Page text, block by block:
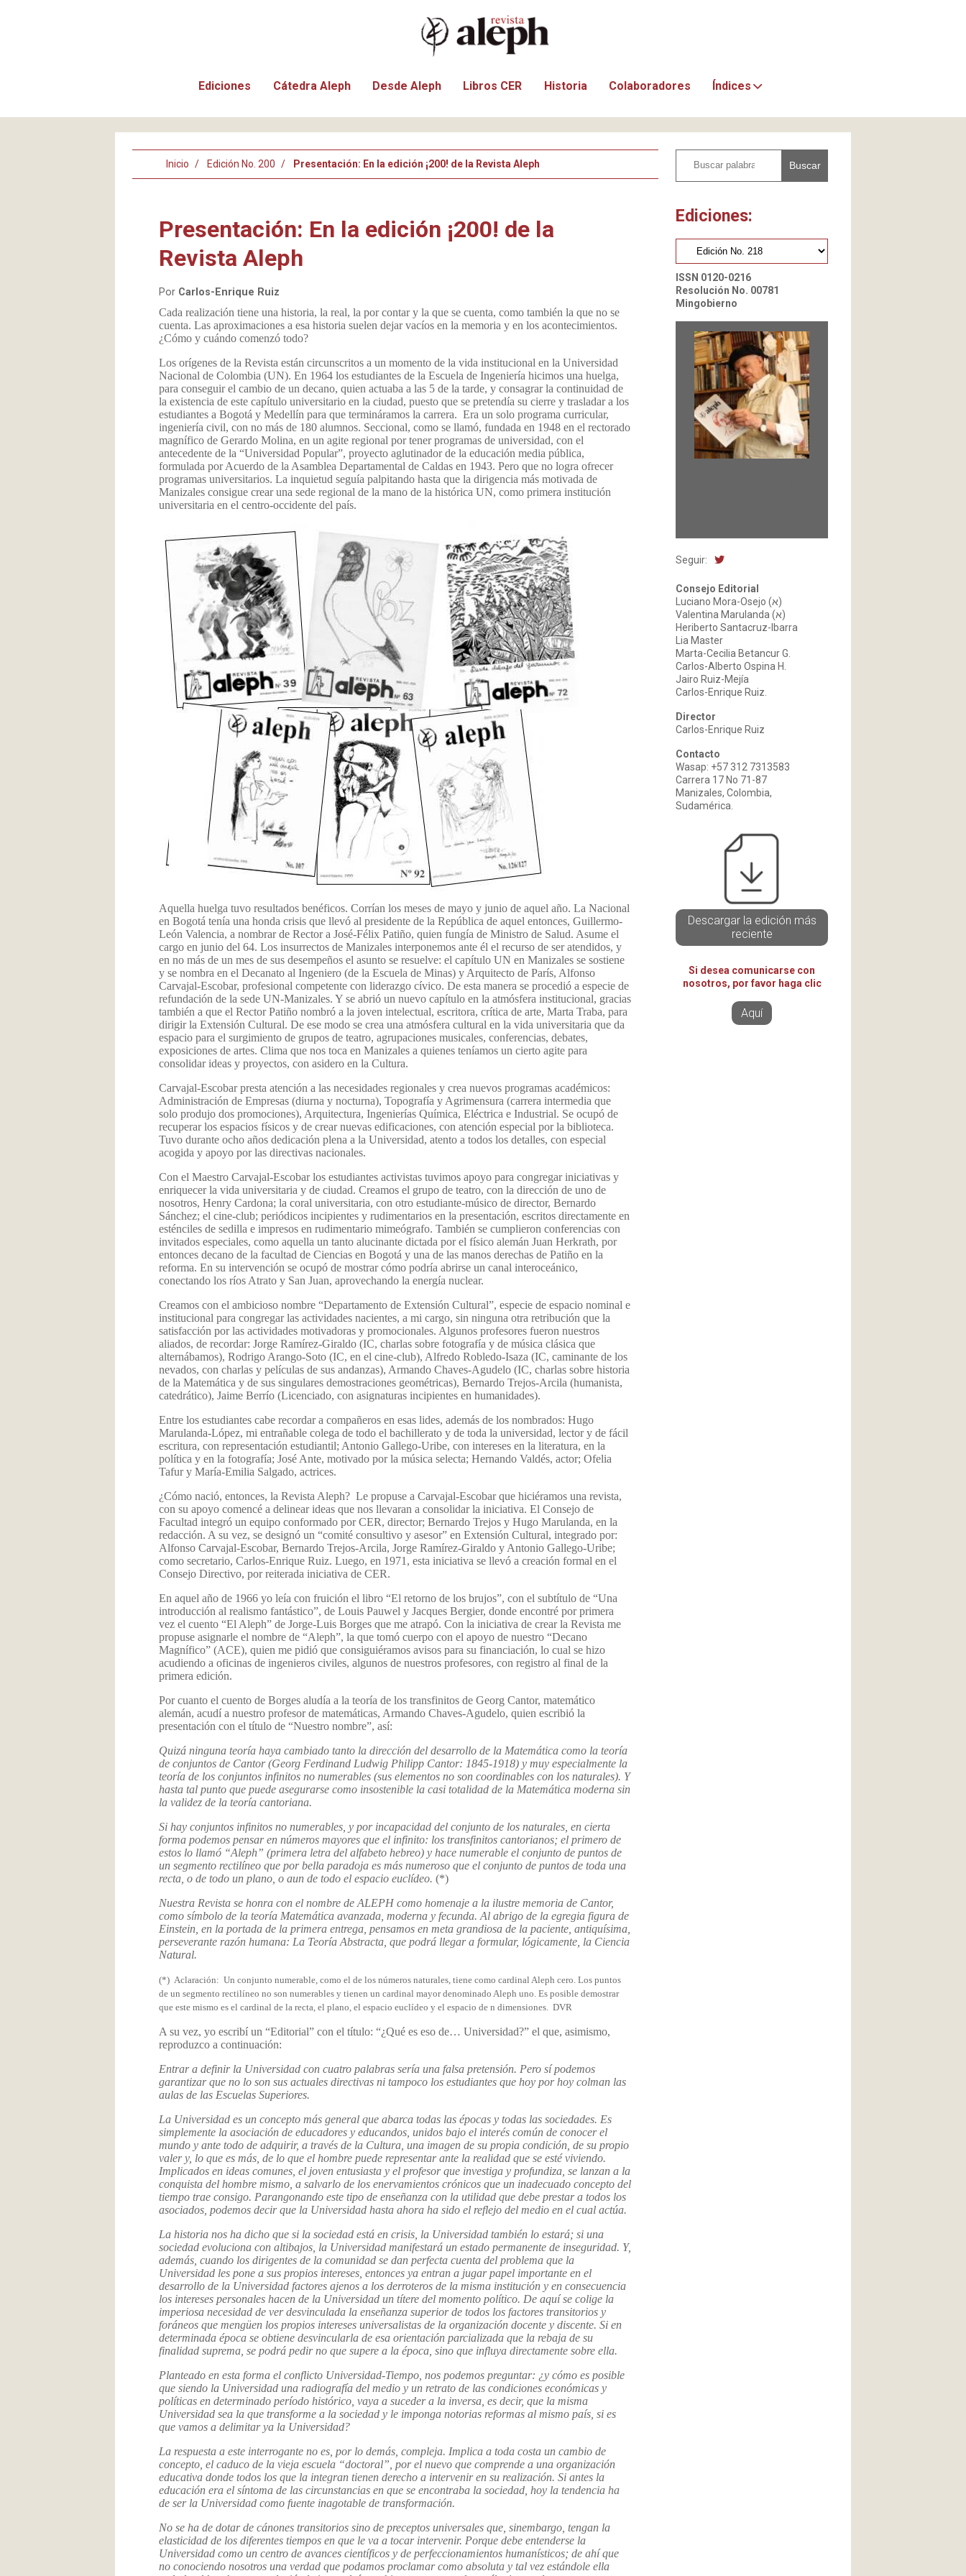
Ediciones Cátedra Aleph Desde Aleph Libros CER Historia Colaboradores Índices
Inicio Edición No. 200 Presentación: En la edición ¡200! de la Revista Aleph
Presentación: En la edición ¡200! de la
Revista Aleph
Por Carlos-Enrique Ruiz
Cada realización tiene una historia, la real, la por contar y la que se cuenta, como también la que no se
cuenta. Las aproximaciones a esa historia suelen dejar vacíos en la memoria y en los acontecimientos.
¿Cómo y cuándo comenzó todo?
Los orígenes de la Revista están circunscritos a un momento de la vida institucional en la Universidad
Nacional de Colombia (UN). En 1964 los estudiantes de la Escuela de Ingeniería hicimos una huelga,
para conseguir el cambio de un decano, quien actuaba a las 5 de la tarde, y consagrar la continuidad de
la existencia de este capítulo universitario en la ciudad, puesto que se pretendía su cierre y trasladar a los
estudiantes a Bogotá y Medellín para que termináramos la carrera. Era un solo programa curricular,
ingeniería civil, con no más de 180 alumnos. Seccional, como se llamó, fundada en 1948 en el rectorado
magnífico de Gerardo Molina, en un agite regional por tener programas de universidad, con el
antecedente de la “Universidad Popular”, proyecto aglutinador de la educación media pública,
formulada por Acuerdo de la Asamblea Departamental de Caldas en 1943. Pero que no logra ofrecer
programas universitarios. La inquietud seguía palpitando hasta que la dirigencia más motivada de
Manizales consigue crear una sede regional de la mano de la histórica UN, como primera institución
universitaria en el centro-occidente del país.
Aquella huelga tuvo resultados benéficos. Corrían los meses de mayo y junio de aquel año. La Nacional
en Bogotá tenía una honda crisis que llevó al presidente de la República de aquel entonces, Guillermo-
León Valencia, a nombrar de Rector a José-Félix Patiño, quien fungía de Ministro de Salud. Asume el
cargo en junio del 64. Los insurrectos de Manizales interponemos ante él el recurso de ser atendidos, y
en no más de un mes de sus desempeños el asunto se resuelve: el capítulo UN en Manizales se sostiene
y se nombra en el Decanato al Ingeniero (de la Escuela de Minas) y Arquitecto de París, Alfonso
Carvajal-Escobar, profesional competente con liderazgo cívico. De esta manera se procedió a especie de
refundación de la sede UN-Manizales. Y se abrió un nuevo capítulo en la atmósfera institucional, gracias
también a que el Rector Patiño nombró a la joven intelectual, escritora, crítica de arte, Marta Traba, para
dirigir la Extensión Cultural. De ese modo se crea una atmósfera cultural en la vida universitaria que da
espacio para el surgimiento de grupos de teatro, agrupaciones musicales, conferencias, debates,
exposiciones de artes. Clima que nos toca en Manizales a quienes teníamos un cierto agite para
consolidar ideas y proyectos, con asidero en la Cultura.
Carvajal-Escobar presta atención a las necesidades regionales y crea nuevos programas académicos:
Administración de Empresas (diurna y nocturna), Topografía y Agrimensura (carrera intermedia que
solo produjo dos promociones), Arquitectura, Ingenierías Química, Eléctrica e Industrial. Se ocupó de
recuperar los espacios físicos y de crear nuevas edificaciones, con atención especial por la biblioteca.
Tuvo durante ocho años dedicación plena a la Universidad, atento a todos los detalles, con especial
acogida y apoyo por las directivas nacionales.
Con el Maestro Carvajal-Escobar los estudiantes activistas tuvimos apoyo para congregar iniciativas y
enriquecer la vida universitaria y de ciudad. Creamos el grupo de teatro, con la dirección de uno de
nosotros, Henry Cardona; la coral universitaria, con otro estudiante-músico de director, Bernardo
Sánchez; el cine-club; periódicos incipientes y rudimentarios en la presentación, escritos directamente en
esténciles de sedilla e impresos en rudimentario mimeógrafo. También se cumplieron conferencias con
invitados especiales, como aquella un tanto alucinante dictada por el físico alemán Juan Herkrath, por
entonces decano de la facultad de Ciencias en Bogotá y una de las manos derechas de Patiño en la
reforma. En su intervención se ocupó de mostrar cómo podría abrirse un canal interoceánico,
conectando los ríos Atrato y San Juan, aprovechando la energía nuclear.
Creamos con el ambicioso nombre “Departamento de Extensión Cultural”, especie de espacio nominal e
institucional para congregar las actividades nacientes, a mi cargo, sin ninguna otra retribución que la
satisfacción por las actividades motivadoras y promocionales. Algunos profesores fueron nuestros
aliados, de recordar: Jorge Ramírez-Giraldo (IC, charlas sobre fotografía y de música clásica que
alternábamos), Rodrigo Arango-Soto (IC, en el cine-club), Alfredo Robledo-Isaza (IC, caminante de los
nevados, con charlas y películas de sus andanzas), Armando Chaves-Agudelo (IC, charlas sobre historia
de la Matemática y de sus singulares demostraciones geométricas), Bernardo Trejos-Arcila (humanista,
catedrático), Jaime Berrío (Licenciado, con asignaturas incipientes en humanidades).
Entre los estudiantes cabe recordar a compañeros en esas lides, además de los nombrados: Hugo
Marulanda-López, mi entrañable colega de todo el bachillerato y de toda la universidad, lector y de fácil
escritura, con representación estudiantil; Antonio Gallego-Uribe, con intereses en la literatura, en la
política y en la fotografía; José Ante, motivado por la música selecta; Hernando Valdés, actor; Ofelia
Tafur y María-Emilia Salgado, actrices.
¿Cómo nació, entonces, la Revista Aleph? Le propuse a Carvajal-Escobar que hiciéramos una revista,
con su apoyo comencé a delinear ideas que nos llevaran a consolidar la iniciativa. El Consejo de
Facultad integró un equipo conformado por CER, director; Bernardo Trejos y Hugo Marulanda, en la
redacción. A su vez, se designó un “comité consultivo y asesor” en Extensión Cultural, integrado por:
Alfonso Carvajal-Escobar, Bernardo Trejos-Arcila, Jorge Ramírez-Giraldo y Antonio Gallego-Uribe;
como secretario, Carlos-Enrique Ruiz. Luego, en 1971, esta iniciativa se llevó a creación formal en el
Consejo Directivo, por reiterada iniciativa de CER.
En aquel año de 1966 yo leía con fruición el libro “El retorno de los brujos”, con el subtítulo de “Una
introducción al realismo fantástico”, de Louis Pauwel y Jacques Bergier, donde encontré por primera
vez el cuento “El Aleph” de Jorge-Luis Borges que me atrapó. Con la iniciativa de crear la Revista me
propuse asignarle el nombre de “Aleph”, la que tomó cuerpo con el apoyo de nuestro “Decano
Magnífico” (ACE), quien me pidió que consiguiéramos avisos para su financiación, lo cual se hizo
acudiendo a oficinas de ingenieros civiles, algunos de nuestros profesores, con registro al final de la
primera edición.
Por cuanto el cuento de Borges aludía a la teoría de los transfinitos de Georg Cantor, matemático
alemán, acudí a nuestro profesor de matemáticas, Armando Chaves-Agudelo, quien escribió la
presentación con el título de “Nuestro nombre”, así:
Quizá ninguna teoría haya cambiado tanto la dirección del desarrollo de la Matemática como la teoría
de conjuntos de Cantor (Georg Ferdinand Ludwig Philipp Cantor: 1845-1918) y muy especialmente la
teoría de los conjuntos infinitos no numerables (sus elementos no son coordinables con los naturales). Y
hasta tal punto que puede asegurarse como insostenible la casi totalidad de la Matemática moderna sin
la validez de la teoría cantoriana.
Si hay conjuntos infinitos no numerables, y por incapacidad del conjunto de los naturales, en cierta
forma podemos pensar en números mayores que el infinito: los transfinitos cantorianos; el primero de
estos lo llamó “Aleph” (primera letra del alfabeto hebreo) y hace numerable el conjunto de puntos de
un segmento rectilíneo que por bella paradoja es más numeroso que el conjunto de puntos de toda una
recta, o de todo un plano, o aun de todo el espacio euclídeo. (*)
Nuestra Revista se honra con el nombre de ALEPH como homenaje a la ilustre memoria de Cantor,
como símbolo de la teoría Matemática avanzada, moderna y fecunda. Al abrigo de la egregia figura de
Einstein, en la portada de la primera entrega, pensamos en meta grandiosa de la paciente, antiquísima,
perseverante razón humana: La Teoría Abstracta, que podrá llegar a formular, lógicamente, la Ciencia
Natural.
(*) Aclaración: Un conjunto numerable, como el de los números naturales, tiene como cardinal Aleph cero. Los puntos
de un segmento rectilíneo no son numerables y tienen un cardinal mayor denominado Aleph uno. Es posible demostrar
que este mismo es el cardinal de la recta, el plano, el espacio euclídeo y el espacio de n dimensiones. DVR
A su vez, yo escribí un “Editorial” con el título: “¿Qué es eso de… Universidad?” el que, asimismo,
reproduzco a continuación:
Entrar a definir la Universidad con cuatro palabras sería una falsa pretensión. Pero sí podemos
garantizar que no lo son sus actuales directivas ni tampoco los estudiantes que hoy por hoy colman las
aulas de las Escuelas Superiores.
La Universidad es un concepto más general que abarca todas las épocas y todas las sociedades. Es
simplemente la asociación de educadores y educandos, unidos bajo el interés común de conocer el
mundo y ante todo de adquirir, a través de la Cultura, una imagen de su propia condición, de su propio
valer y, lo que es más, de lo que el hombre puede representar ante la realidad que se esté viviendo.
Implicados en ideas comunes, el joven entusiasta y el profesor que investiga y profundiza, se lanzan a la
conquista del hombre mismo, a salvarlo de los enervamientos crónicos que un inadecuado concepto del
tiempo trae consigo. Parangonando este tipo de enseñanza con la utilidad que debe prestar a todos los
asociados, podemos decir que la Universidad hasta ahora ha sido el reflejo del medio en el cual actúa.
La historia nos ha dicho que si la sociedad está en crisis, la Universidad también lo estará; si una
sociedad evoluciona con altibajos, la Universidad manifestará un estado permanente de inseguridad. Y,
además, cuando los dirigentes de la comunidad se dan perfecta cuenta del problema que la
Universidad les pone a sus propios intereses, entonces ya entran a jugar papel importante en el
desarrollo de la Universidad factores ajenos a los derroteros de la misma institución y en consecuencia
los intereses personales hacen de la Universidad un títere del momento político. De aquí se colige la
imperiosa necesidad de ver desvinculada la enseñanza superior de todos los factores transitorios y
foráneos que mengüen los propios intereses universalistas de la organización docente y discente. Si en
determinada época se obtiene desvincularla de esa orientación parcializada que la rebaja de su
finalidad suprema, se podrá pedir no que supere a la época, sino que influya directamente sobre ella.
Planteado en esta forma el conflicto Universidad-Tiempo, nos podemos preguntar: ¿y cómo es posible
que siendo la Universidad una radiografía del medio y un retrato de las condiciones económicas y
políticas en determinado período histórico, vaya a suceder a la inversa, es decir, que la misma
Universidad sea la que transforme a la sociedad y le imponga notorias reformas al mismo país, si es
que vamos a delimitar ya la Universidad?
La respuesta a este interrogante no es, por lo demás, compleja. Implica a toda costa un cambio de
concepto, el caduco de la vieja escuela “doctoral”, por el nuevo que comprende a una organización
educativa donde todos los que la integran tienen derecho a intervenir en su realización. Si antes la
educación era el síntoma de las circunstancias en que se encontraba la sociedad, hoy la tendencia ha
de ser la Universidad como fuente inagotable de transformación.
No se ha de dotar de cánones transitorios sino de preceptos universales que, sinembargo, tengan la
elasticidad de los diferentes tiempos en que le va a tocar intervenir. Porque debe entenderse la
Universidad como un centro de avances científicos y de perfeccionamientos humanísticos; de ahí que
no conociendo nosotros una verdad que podamos proclamar como absoluta y tal vez estándole ella
Buscar
Ediciones:
ISSN 0120-0216
Resolución No. 00781
Mingobierno
Seguir:
Consejo Editorial
Luciano Mora-Osejo (א)
Valentina Marulanda (א)
Heriberto Santacruz-Ibarra
Lia Master
Marta-Cecilia Betancur G.
Carlos-Alberto Ospina H.
Jairo Ruiz-Mejía
Carlos-Enrique Ruiz.
Director
Carlos-Enrique Ruiz
Contacto
Wasap: +57 312 7313583
Carrera 17 No 71-87
Manizales, Colombia,
Sudamérica.
Descargar la edición más
reciente
Si desea comunicarse con
nosotros, por favor haga clic
Aquí